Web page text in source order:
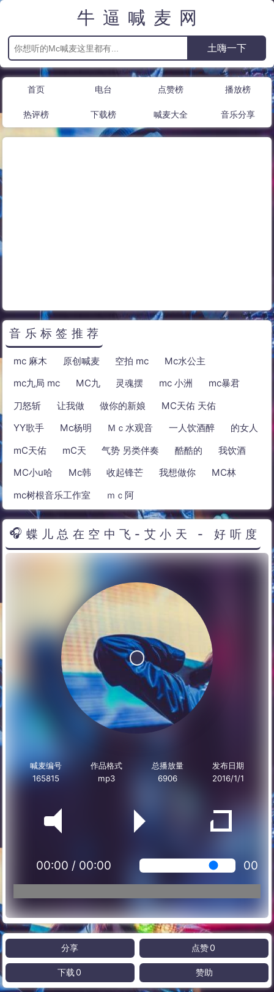
牛逼喊麦网
首页 电台 点赞榜 播放榜
热评榜 下载榜 喊麦大全 音乐分享
音乐标签推荐
mc 麻木 原创喊麦 空拍 mc
Mc水公主
mc九局 mc
MC九 灵魂摆 mc 小洲
mc暴君
刀怒斩
让我做 做你的新娘
MC天佑 天佑
YY歌手
Mc杨明 Ｍｃ水观音 一人饮酒醉
的女人
mC天佑
mC天 气势 另类伴奏 酷酷的
我饮酒
MC小u哈
Mc韩 收起锋芒 我想做你
MC林
mc树根音乐工作室
ｍｃ阿
蝶儿总在空中飞-艾小天 - 好听度
喊麦编号
165815
作品格式
mp3
总播放量
6906
发布日期
2016/1/1
00:00 / 00:00 00
分享 点赞0
下载 0 赞助